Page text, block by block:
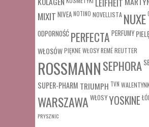
MIXIT NIVEANOTINO NOVELLISTA NUXE
ODPORNOŚĆ PERFECTA PERFUMY
WŁOSÓWPIĘKNE WŁOSYREMÉREUTTER
ROSSMANNSEPHORA
SUPER-PHARM TRIUMPH TVN
WARSZAWA WŁOSYYOSKINE
PRYSZNIC